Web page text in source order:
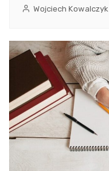
Wojciech Kowalczyk